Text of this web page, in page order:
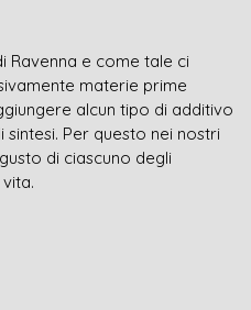
Ravenna e come tale ci
materie prime
alcun tipo di additivo
Per questo nei nostri
di ciascuno degli